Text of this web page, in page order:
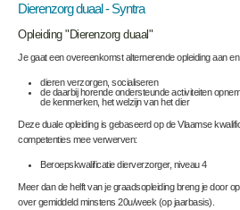
Dierenzorg duaal - Syntra
Opleiding "Dierenzorg duaal"
Je gaat een overeenkomst alternerende opleiding aan en
dieren verzorgen, socialiseren
de daarbij horende ondersteunde activiteiten
de kenmerken, het welzijn van het dier
Deze duale opleiding is gebaseerd op de Vlaamse
competenties mee verwerven:
Beroepskwalificatie dierverzorger, niveau 4
Meer dan de helft van je graadsopleiding breng je door
over gemiddeld minstens 20u/week (op jaarbasis).